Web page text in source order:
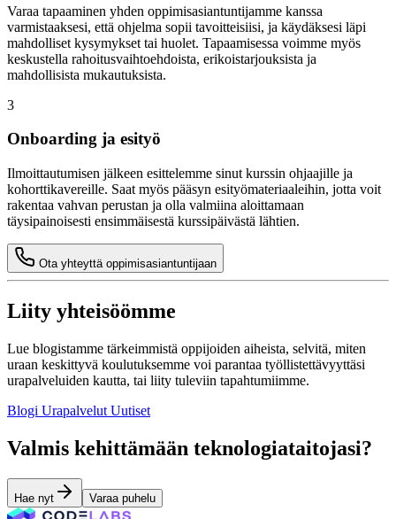
Varaa tapaaminen yhden oppimisasiantuntijamme kanssa
varmistaaksesi, että ohjelma sopii tavoitteisiisi, ja käydäksesi läpi
mahdolliset kysymykset tai huolet. Tapaamisessa voimme myös
keskustella rahoitusvaihtoehdoista, erikoistarjouksista ja
mahdollisista mukautuksista.
3
Onboarding ja esityö
Ilmoittautumisen jälkeen esittelemme sinut kurssin ohjaajille ja
kohorttikavereille. Saat myös pääsyn esityömateriaaleihin, jotta voit
rakentaa vahvan perustan ja olla valmiina aloittamaan
täysipainoisesti ensimmäisestä kurssipäivästä lähtien.
Ota yhteyttä oppimisasiantuntijaan
Liity yhteisöömme
Lue blogistamme tärkeimmistä oppijoiden aiheista, selvitä, miten
uraan keskittyvä koulutuksemme voi parantaa työllistettävyyttäsi
urapalveluiden kautta, tai liity tuleviin tapahtumiimme.
Blogi Urapalvelut Uutiset
Valmis kehittämään teknologiataitojasi?
Hae nyt Varaa puhelu